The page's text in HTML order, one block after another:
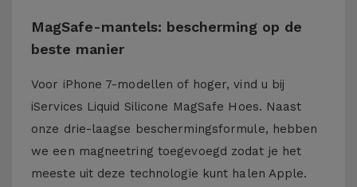
MagSafe-mantels: bescherming op de
beste manier
Voor iPhone 7-modellen of hoger, vind u bij
iServices Liquid Silicone MagSafe Hoes. Naast
onze drie-laagse beschermingsformule, hebben
we een magneetring toegevoegd zodat je het
meeste uit deze technologie kunt halen Apple.